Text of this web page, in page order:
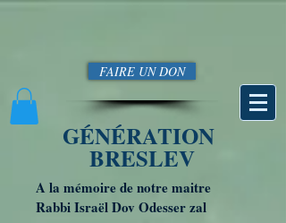
FAIRE UN DON
GÉNÉRATION
BRESLEV
A la mémoire de notre maitre
Rabbi Israël Dov Odesser zal